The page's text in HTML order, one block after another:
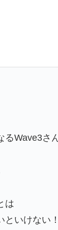
Wave3さん
は
いけない！